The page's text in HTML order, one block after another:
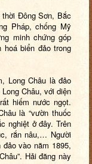
Đông Sơn, Bắc
Pháp, chống Mỹ
minh chứng góp
biển đảo trong
Long Châu là đảo
Châu, với diện
hiếm nước ngọt.
là “vườn thuốc
nghiệt ở đây. Trên
rắn nâu,… Người
vào năm 1895,
Hải đăng này